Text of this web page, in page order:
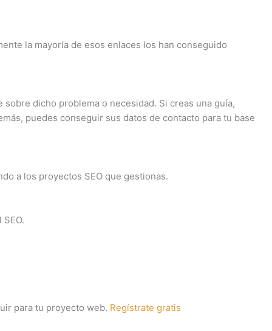
la mayoría de esos enlaces los han conseguido
dicho problema o necesidad. Si creas una guía,
puedes conseguir sus datos de contacto para tu base
a los proyectos SEO que gestionas.
para tu proyecto web. Regístrate gratis